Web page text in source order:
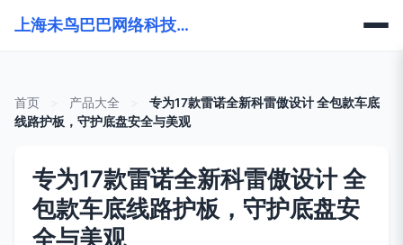
上海未鸟巴巴网络科技有限公司
首页 产品大全
专为17款雷诺全新科雷傲设计 全包款车底
线路护板，守护底盘安全与美观
专为17款雷诺全新科雷傲设计 全
包款车底线路护板，守护底盘安
全与美观